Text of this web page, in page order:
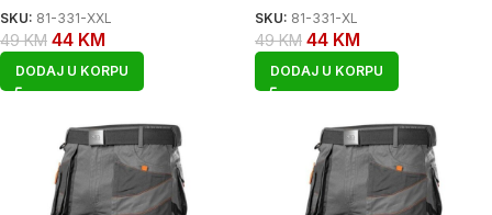
SKU: 81-331-XXL
49KM 44 KM
DODAJ U KORPU
SKU: 81-331-XL
49KM 44 KM
DODAJ U KORPU